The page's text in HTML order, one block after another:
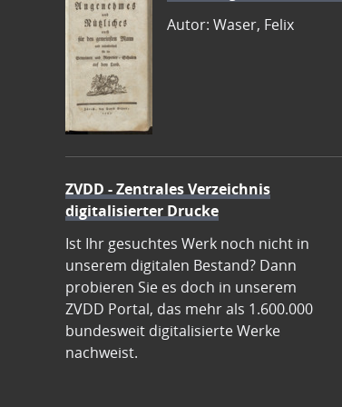
Autor: Waser, Felix
ZVDD - Zentrales Verzeichnis
digitalisierter Drucke
Ist Ihr gesuchtes Werk noch nicht in
unserem digitalen Bestand? Dann
probieren Sie es doch in unserem
ZVDD Portal, das mehr als 1.600.000
bundesweit digitalisierte Werke
nachweist.